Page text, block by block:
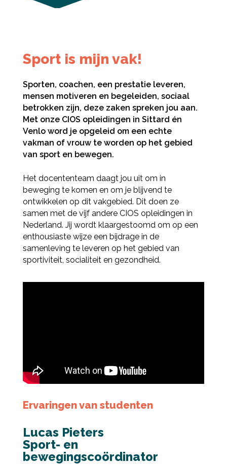
Sport is mijn vak!
Sporten, coachen, een prestatie leveren,
mensen motiveren en begeleiden, sociaal
betrokken zijn, deze zaken spreken jou aan.
Met onze CIOS opleidingen in Sittard én
Venlo word je opgeleid om een echte
vakman of vrouw te worden op het gebied
van sport en bewegen.
Het docententeam daagt jou uit om in
beweging te komen en om je blijvend te
ontwikkelen op dit vakgebied. Dit doen ze
samen met de vijf andere CIOS opleidingen in
Nederland. Jij wordt klaargestoomd om op een
enthousiaste wijze een bijdrage in de
samenleving te leveren op het gebied van
sportiviteit, socialiteit en gezondheid.
Ervaringen van studenten
Lucas Pieters
Sport- en
bewegingscoördinator